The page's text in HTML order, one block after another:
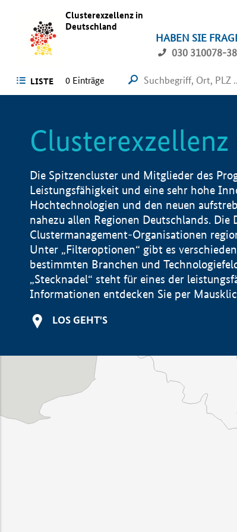
Clusterexzellenz in
Deutschland
HABEN SIE
030 310078-
LISTE 0 Einträge
Die Spitzencluster und Mitglieder des
Leistungsfähigkeit und eine sehr hohe
Hochtechnologien und den neuen
nahezu allen Regionen Deutschlands.
Clustermanagement-Organisationen
Unter „Filteroptionen“ gibt es
bestimmten Branchen und
„Stecknadel“ steht für eines der
Informationen entdecken Sie per
LOS GEHT'S